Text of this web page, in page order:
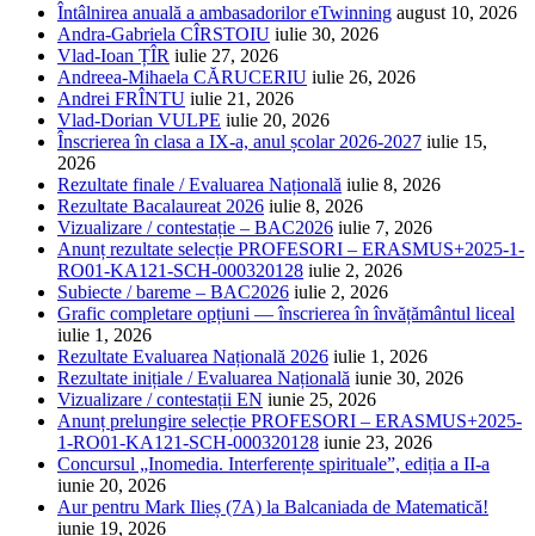
Întâlnirea anuală a ambasadorilor eTwinning august 10, 2026
Andra-Gabriela CÎRSTOIU iulie 30, 2026
Vlad-Ioan ȚÎR iulie 27, 2026
Andreea-Mihaela CĂRUCERIU iulie 26, 2026
Andrei FRÎNTU iulie 21, 2026
Vlad-Dorian VULPE iulie 20, 2026
Înscrierea în clasa a IX-a, anul școlar 2026-2027 iulie 15,
2026
Rezultate finale / Evaluarea Națională iulie 8, 2026
Rezultate Bacalaureat 2026 iulie 8, 2026
Vizualizare / contestație – BAC2026 iulie 7, 2026
Anunț rezultate selecție PROFESORI – ERASMUS+2025-1-
RO01-KA121-SCH-000320128 iulie 2, 2026
Subiecte / bareme – BAC2026 iulie 2, 2026
Grafic completare opțiuni — înscrierea în învățământul liceal
iulie 1, 2026
Rezultate Evaluarea Națională 2026 iulie 1, 2026
Rezultate inițiale / Evaluarea Națională iunie 30, 2026
Vizualizare / contestații EN iunie 25, 2026
Anunț prelungire selecție PROFESORI – ERASMUS+2025-
1-RO01-KA121-SCH-000320128 iunie 23, 2026
Concursul „Inomedia. Interferențe spirituale”, ediția a II-a
iunie 20, 2026
Aur pentru Mark Ilieș (7A) la Balcaniada de Matematică!
iunie 19, 2026